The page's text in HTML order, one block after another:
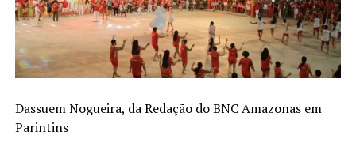
Dassuem Nogueira, da Redação do BNC Amazonas em
Parintins